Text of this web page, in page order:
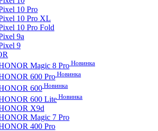
10 Pro
10 Pro XL
10 Pro Fold
9a
9
Magic 8 Pro Новинка
600 Pro Новинка
600Новинка
600 Lite Новинка
X9d
Magic 7 Pro
400 Pro